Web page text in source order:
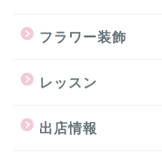
フラワー装飾
レッスン
出店情報